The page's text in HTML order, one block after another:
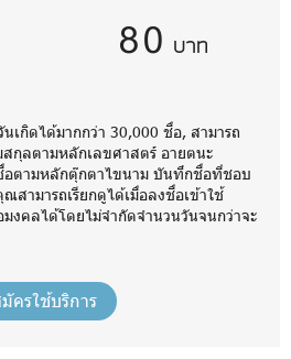
80 บาท
เกิดได้มากกว่า 30,000 ชื่อ, สามารถ
สกุลตามหลักเลขศาสตร์ อายตนะ
อตามหลักตุ๊กตาไขนาม บันทึกชื่อที่ชอบ
สามารถเรียกดูได้เมื่อลงชื่อเข้าใช้
มงคลได้โดยไม่จำกัดจำนวนวันจนกว่าจะ
ครใช้บริการ